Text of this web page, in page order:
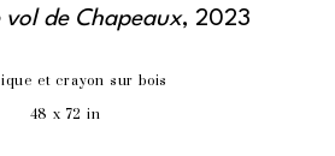
vol de Chapeaux, 2023
et crayon sur bois
48 x 72 in